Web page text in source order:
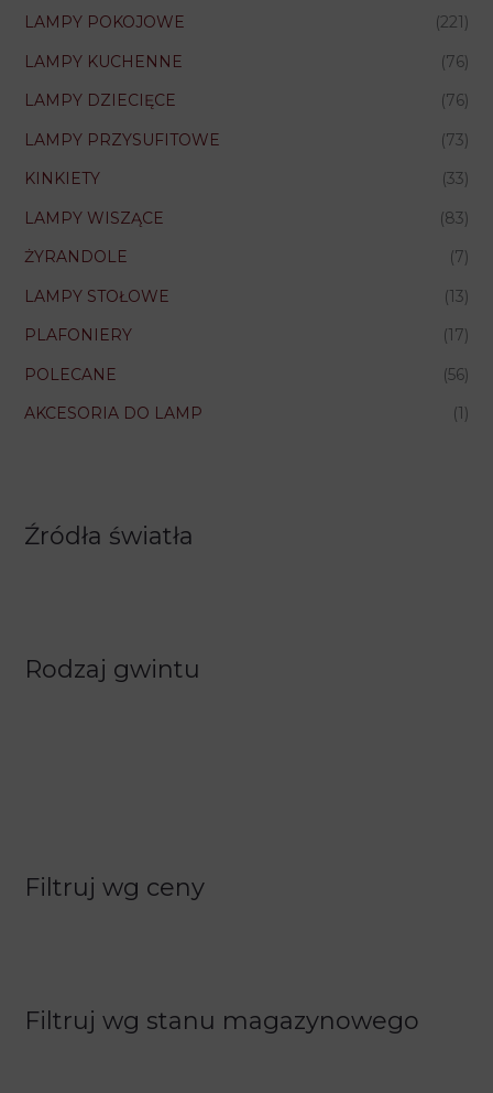
LAMPY POKOJOWE
(221)
LAMPY KUCHENNE
(76)
LAMPY DZIECIĘCE
(76)
LAMPY PRZYSUFITOWE
(73)
KINKIETY
(33)
LAMPY WISZĄCE
(83)
ŻYRANDOLE
(7)
LAMPY STOŁOWE
(13)
PLAFONIERY
(17)
POLECANE
(56)
AKCESORIA DO LAMP
(1)
Źródła światła
Rodzaj gwintu
Filtruj wg ceny
Filtruj wg stanu magazynowego